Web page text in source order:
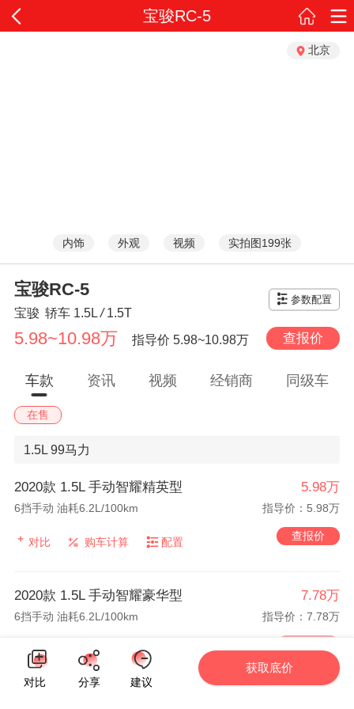
宝骏RC-5
北京
内饰 外观 视频 实拍图199张
宝骏RC-5
宝骏 轿车 1.5L/1.5T
参数配置
5.98~10.98万 指导价 5.98~10.98万 查报价
车款 资讯 视频 经销商 同级车
在售
1.5L 99马力
2020款 1.5L 手动智耀精英型 5.98万
6挡手动 油耗6.2L/100km 指导价：5.98万
对比 购车计算 配置 查报价
2020款 1.5L 手动智耀豪华型 7.78万
6挡手动 油耗6.2L/100km 指导价：7.78万
对比 购车计算
对比 分享 建议
获取底价